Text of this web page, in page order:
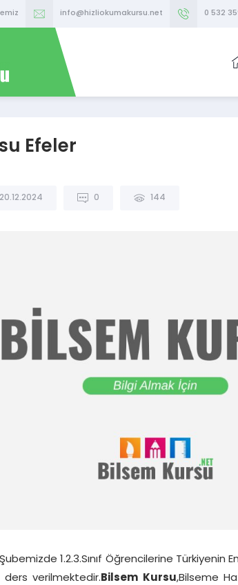
info@hizliokumakursu.net 0 532
Efeler
20.12.2024 0 144
Şubemizde 1.2.3.Sınıf Öğrencilerine Türkiyenin
ders verilmektedir.Bilsem Kursu,Bilseme